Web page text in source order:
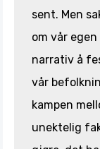
sent. Men
om vår
narrativ å
vår
kampen
unektelig